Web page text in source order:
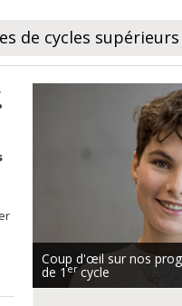
de cycles supérieurs
Coup d'œil sur nos
de 1ercycle